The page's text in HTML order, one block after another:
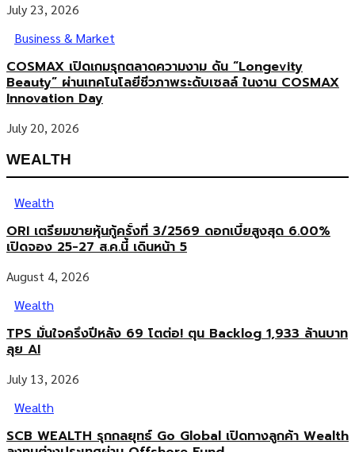
July 23, 2026
Business & Market
COSMAX เปิดเกมรุกตลาดความงาม ดัน “Longevity
Beauty” ผ่านเทคโนโลยีชีวภาพระดับเซลล์ ในงาน COSMAX
Innovation Day
July 20, 2026
WEALTH
Wealth
ORI เตรียมขายหุ้นกู้ครั้งที่ 3/2569 ดอกเบี้ยสูงสุด 6.00%
เปิดจอง 25-27 ส.ค.นี้ เดินหน้า 5
August 4, 2026
Wealth
TPS มั่นใจครึ่งปีหลัง 69 โตต่อ! ตุน Backlog 1,933 ล้านบาท
ลุย AI
July 13, 2026
Wealth
SCB WEALTH รุกกลยุทธ์ Go Global เปิดทางลูกค้า Wealth